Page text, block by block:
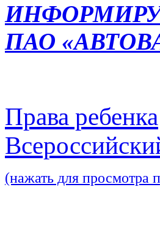
ПАО
Права ребенка
(нажать для просмотра